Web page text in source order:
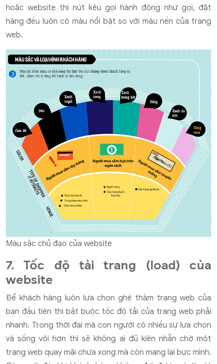
hoặc website thì nút kêu gọi hành động như gọi, đặt
hàng đều luôn có màu nổi bật so với màu nền của trang
web.
Màu sắc chủ đạo của website
7. Tốc độ tải trang (load) của
website
Để khách hàng luôn lựa chọn ghé thăm trang web của
bạn đầu tiên thì bắt buộc tốc độ tải của trang web phải
nhanh. Trong thời đại mà con người có nhiều sự lựa chọn
và sống vội hơn thì sẽ không ai đủ kiên nhẫn chờ một
trang web quay mãi chưa xong mà còn mang lại bực mình.